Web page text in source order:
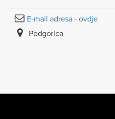
E-mail adresa - ovdje
Podgorica